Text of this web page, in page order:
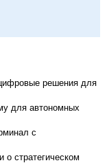
решения для
для автономных
с
стратегическом